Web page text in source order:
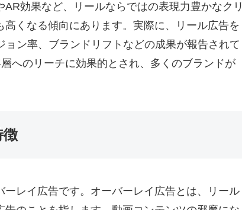
効果など、リールならではの表現力豊かなクリ
くなる傾向にあります。実際に、リール広告を
ン率、ブランドリフトなどの成果が報告されて
へのリーチに効果的とされ、多くのブランドが
徴
レイ広告です。オーバーレイ広告とは、リール